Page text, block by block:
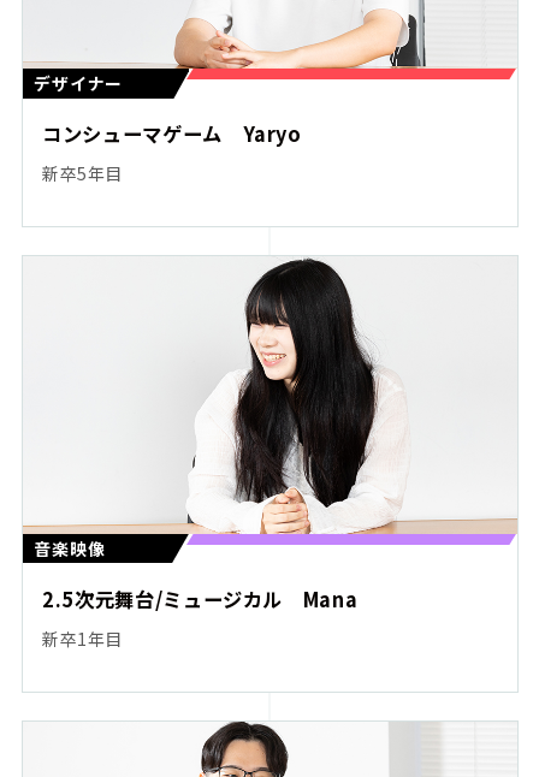
デザイナー
コンシューマゲーム Yaryo
新卒5年目
音楽映像
2.5次元舞台/ミュージカル Mana
新卒1年目